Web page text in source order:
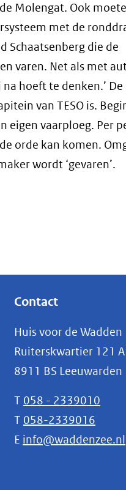
Molengat. Ook
met de
Schaatsenberg die de
varen. Net als met
hoeft te denken.’ De
van TESO is.
eigen vaarploeg. Per
orde kan komen.
wordt ‘gevaren’.
Contact
Huis voor de Wadden
Ruiterskwartier 121 A
8911 BS Leeuwarden
T 058 - 2339010
T 058-2339016
E info@waddenzee.nl